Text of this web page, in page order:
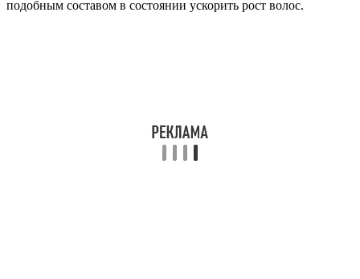
подобным составом в состоянии ускорить рост волос.